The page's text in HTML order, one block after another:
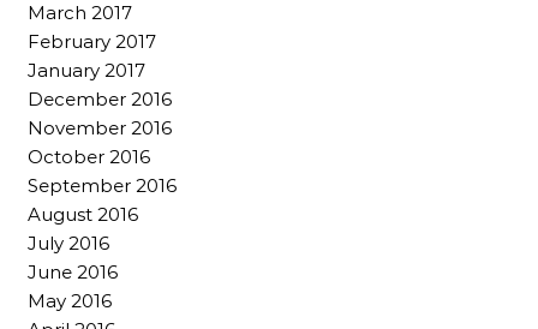
March 2017
February 2017
January 2017
December 2016
November 2016
October 2016
September 2016
August 2016
July 2016
June 2016
May 2016